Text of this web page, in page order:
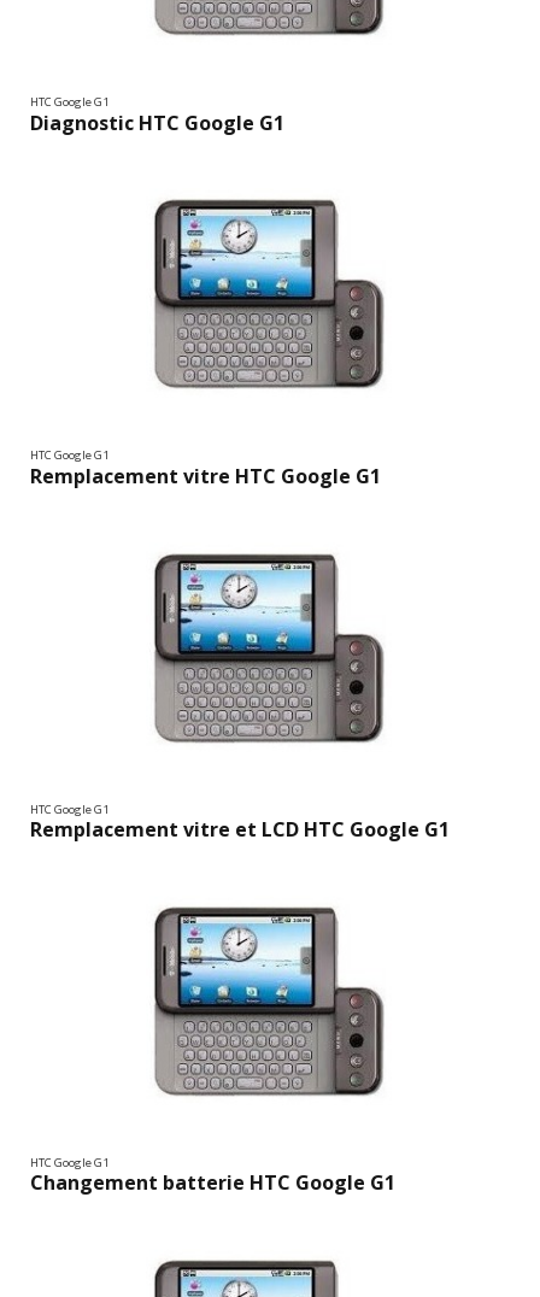
HTC Google G1
Diagnostic HTC Google G1
HTC Google G1
Remplacement vitre HTC Google G1
HTC Google G1
Remplacement vitre et LCD HTC Google G1
HTC Google G1
Changement batterie HTC Google G1